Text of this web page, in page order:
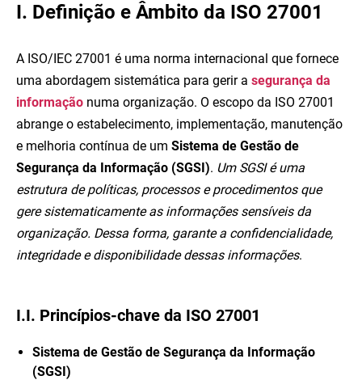
I. Definição e Âmbito da ISO 27001
A ISO/IEC 27001 é uma norma internacional que fornece
uma abordagem sistemática para gerir a segurança da
informação numa organização. O escopo da ISO 27001
abrange o estabelecimento, implementação, manutenção
e melhoria contínua de um Sistema de Gestão de
Segurança da Informação (SGSI). Um SGSI é uma
estrutura de políticas, processos e procedimentos que
gere sistematicamente as informações sensíveis da
organização. Dessa forma, garante a confidencialidade,
integridade e disponibilidade dessas informações.
I.I. Princípios-chave da ISO 27001
Sistema de Gestão de Segurança da Informação
(SGSI)